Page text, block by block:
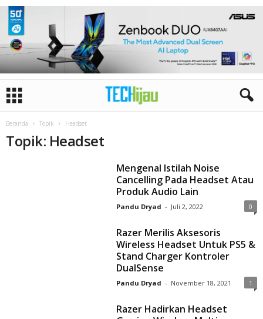
Beranda Topik Headset
Topik: Headset
Mengenal Istilah Noise
Cancelling Pada Headset Atau
Produk Audio Lain
Pandu Dryad - Juli 2, 2022 0
Razer Merilis Aksesoris
Wireless Headset Untuk PS5 &
Stand Charger Kontroler
DualSense
Pandu Dryad - November 18, 2021 1
Razer Hadirkan Headset